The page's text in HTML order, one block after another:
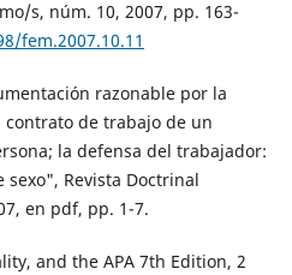
s, núm. 10, 2007, pp. 163-
fem.2007.10.11
razonable por la
de trabajo de un
la defensa del trabajador:
Revista Doctrinal
en pdf, pp. 1-7.
and the APA 7th Edition, 2